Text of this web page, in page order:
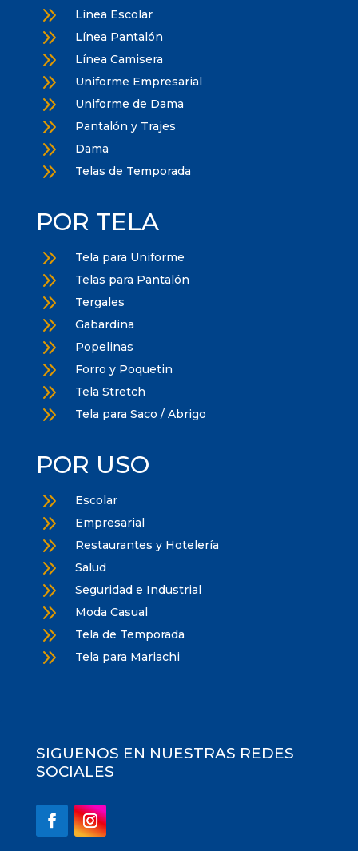
9 Línea Escolar
9 Línea Pantalón
9 Línea Camisera
9 Uniforme Empresarial
9 Uniforme de Dama
9 Pantalón y Trajes
9 Dama
9 Telas de Temporada
POR TELA
9 Tela para Uniforme
9 Telas para Pantalón
9 Tergales
9 Gabardina
9 Popelinas
9 Forro y Poquetin
9 Tela Stretch
9 Tela para Saco / Abrigo
POR USO
9 Escolar
9 Empresarial
9 Restaurantes y Hotelería
9 Salud
9 Seguridad e Industrial
9 Moda Casual
9 Tela de Temporada
9 Tela para Mariachi
SIGUENOS EN NUESTRAS REDES
SOCIALES